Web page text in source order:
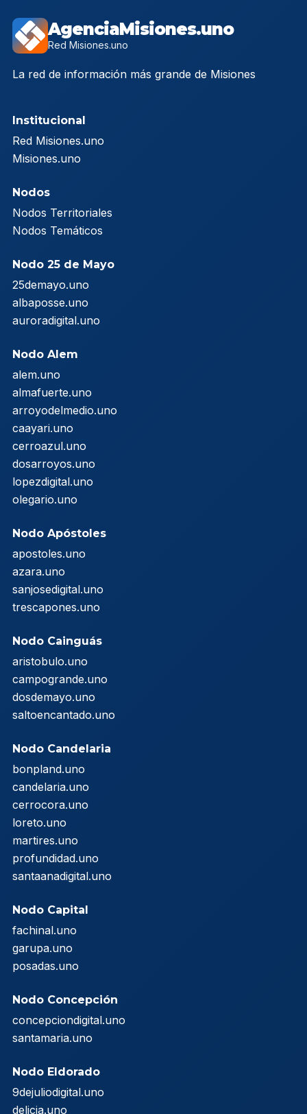
AgenciaMisiones.uno
Red Misiones.uno
La red de información más grande de Misiones
Institucional
Red Misiones.uno
Misiones.uno
Nodos
Nodos Territoriales
Nodos Temáticos
Nodo 25 de Mayo
25demayo.uno
albaposse.uno
auroradigital.uno
Nodo Alem
alem.uno
almafuerte.uno
arroyodelmedio.uno
caayari.uno
cerroazul.uno
dosarroyos.uno
lopezdigital.uno
olegario.uno
Nodo Apóstoles
apostoles.uno
azara.uno
sanjosedigital.uno
trescapones.uno
Nodo Cainguás
aristobulo.uno
campogrande.uno
dosdemayo.uno
saltoencantado.uno
Nodo Candelaria
bonpland.uno
candelaria.uno
cerrocora.uno
loreto.uno
martires.uno
profundidad.uno
santaanadigital.uno
Nodo Capital
fachinal.uno
garupa.uno
posadas.uno
Nodo Concepción
concepciondigital.uno
santamaria.uno
Nodo Eldorado
9dejuliodigital.uno
delicia.uno